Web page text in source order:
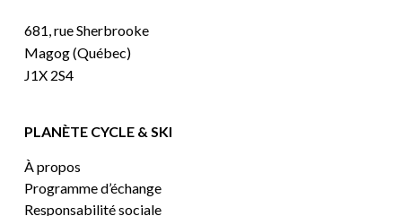
681, rue Sherbrooke
Magog (Québec)
J1X 2S4
PLANÈTE CYCLE & SKI
À propos
Programme d’échange
Responsabilité sociale